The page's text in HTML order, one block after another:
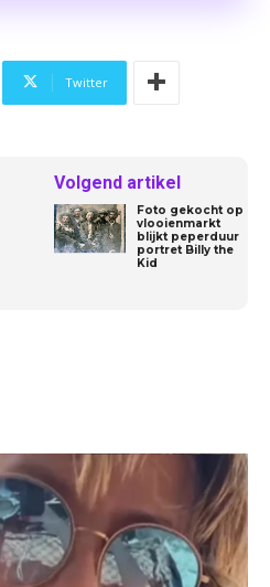
Twitter
Volgend artikel
Foto gekocht op
vlooienmarkt
blijkt peperduur
portret Billy the
Kid